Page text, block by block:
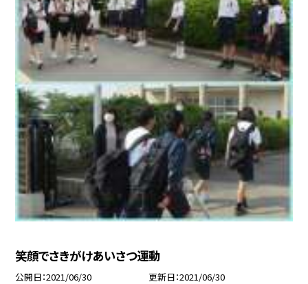
笑顔でさきがけあいさつ運動
公開日 2021/06/30 更新日 2021/06/30